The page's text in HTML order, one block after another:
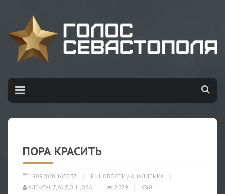
ПОРА КРАСИТЬ
19.08.2020 16:33:37 НОВОСТИ / АНАЛИТИКА
АЛЕКСАНДРА ДОНЦОВА
2 279 0